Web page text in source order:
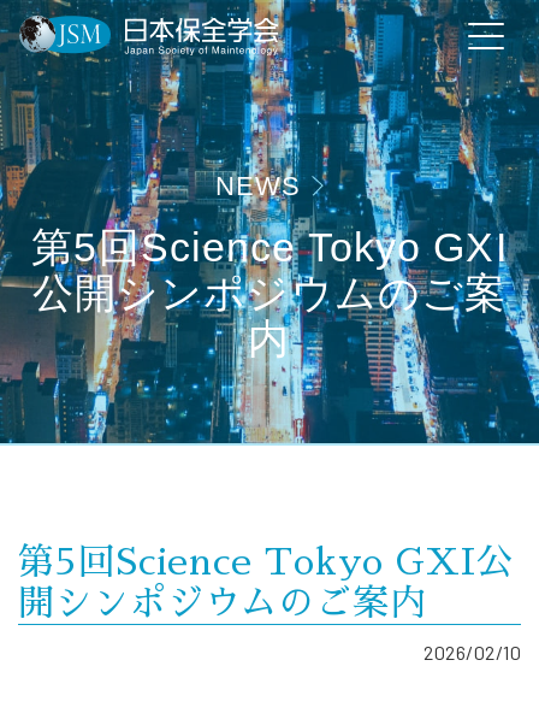
NEWS
第5回Science Tokyo GXI
公開シンポジウムのご案
内
第5回Science Tokyo GXI公
開シンポジウムのご案内
2026/02/10